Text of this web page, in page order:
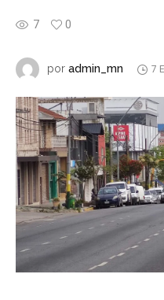
7 0
por admin_mn 7